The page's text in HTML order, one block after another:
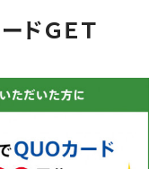
ドＧＥＴ